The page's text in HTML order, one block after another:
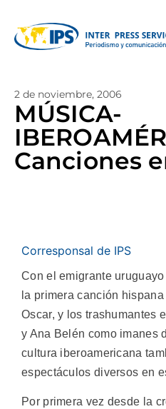
2 de noviembre, 2006
MÚSICA-
Canciones
Corresponsal de IPS
Con el emigrante
la primera canción
Oscar, y los trashumantes
y Ana Belén como imanes
cultura iberoamericana
espectáculos diversos en
Por primera vez desde la